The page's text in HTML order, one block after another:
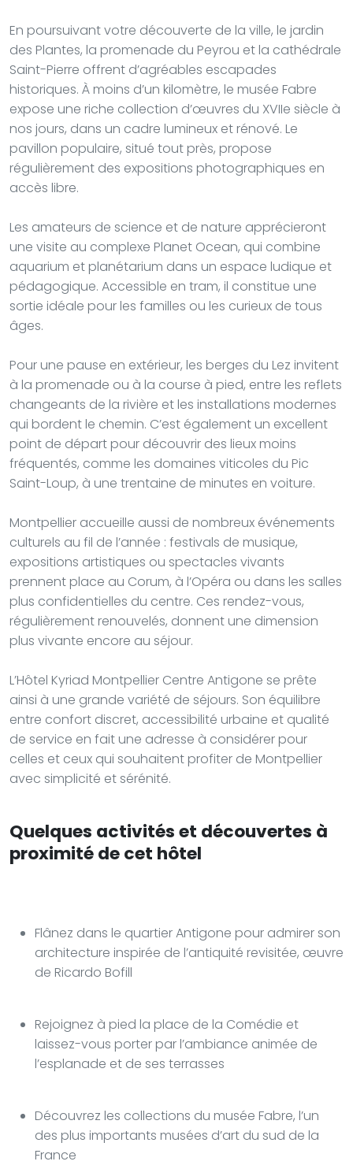
En poursuivant votre découverte de la ville, le jardin
des Plantes, la promenade du Peyrou et la cathédrale
Saint-Pierre offrent d’agréables escapades
historiques. À moins d’un kilomètre, le musée Fabre
expose une riche collection d’œuvres du XVIIe siècle à
nos jours, dans un cadre lumineux et rénové. Le
pavillon populaire, situé tout près, propose
régulièrement des expositions photographiques en
accès libre.
Les amateurs de science et de nature apprécieront
une visite au complexe Planet Ocean, qui combine
aquarium et planétarium dans un espace ludique et
pédagogique. Accessible en tram, il constitue une
sortie idéale pour les familles ou les curieux de tous
âges.
Pour une pause en extérieur, les berges du Lez invitent
à la promenade ou à la course à pied, entre les reflets
changeants de la rivière et les installations modernes
qui bordent le chemin. C’est également un excellent
point de départ pour découvrir des lieux moins
fréquentés, comme les domaines viticoles du Pic
Saint-Loup, à une trentaine de minutes en voiture.
Montpellier accueille aussi de nombreux événements
culturels au fil de l’année : festivals de musique,
expositions artistiques ou spectacles vivants
prennent place au Corum, à l’Opéra ou dans les salles
plus confidentielles du centre. Ces rendez-vous,
régulièrement renouvelés, donnent une dimension
plus vivante encore au séjour.
L’Hôtel Kyriad Montpellier Centre Antigone se prête
ainsi à une grande variété de séjours. Son équilibre
entre confort discret, accessibilité urbaine et qualité
de service en fait une adresse à considérer pour
celles et ceux qui souhaitent profiter de Montpellier
avec simplicité et sérénité.
Quelques activités et découvertes à
proximité de cet hôtel
Flânez dans le quartier Antigone pour admirer son
architecture inspirée de l’antiquité revisitée, œuvre
de Ricardo Bofill
Rejoignez à pied la place de la Comédie et
laissez-vous porter par l’ambiance animée de
l’esplanade et de ses terrasses
Découvrez les collections du musée Fabre, l’un
des plus importants musées d’art du sud de la
France